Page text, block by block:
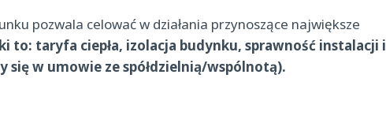
pozwala celować w działania przynoszące największe
to: taryfa ciepła, izolacja budynku, sprawność instalacji i
się w umowie ze spółdzielnią/wspólnotą).